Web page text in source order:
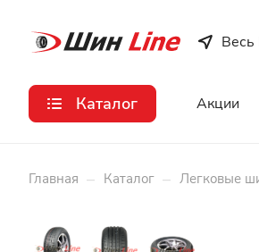
Весь
Каталог Акции
Главная – Каталог – Легковые